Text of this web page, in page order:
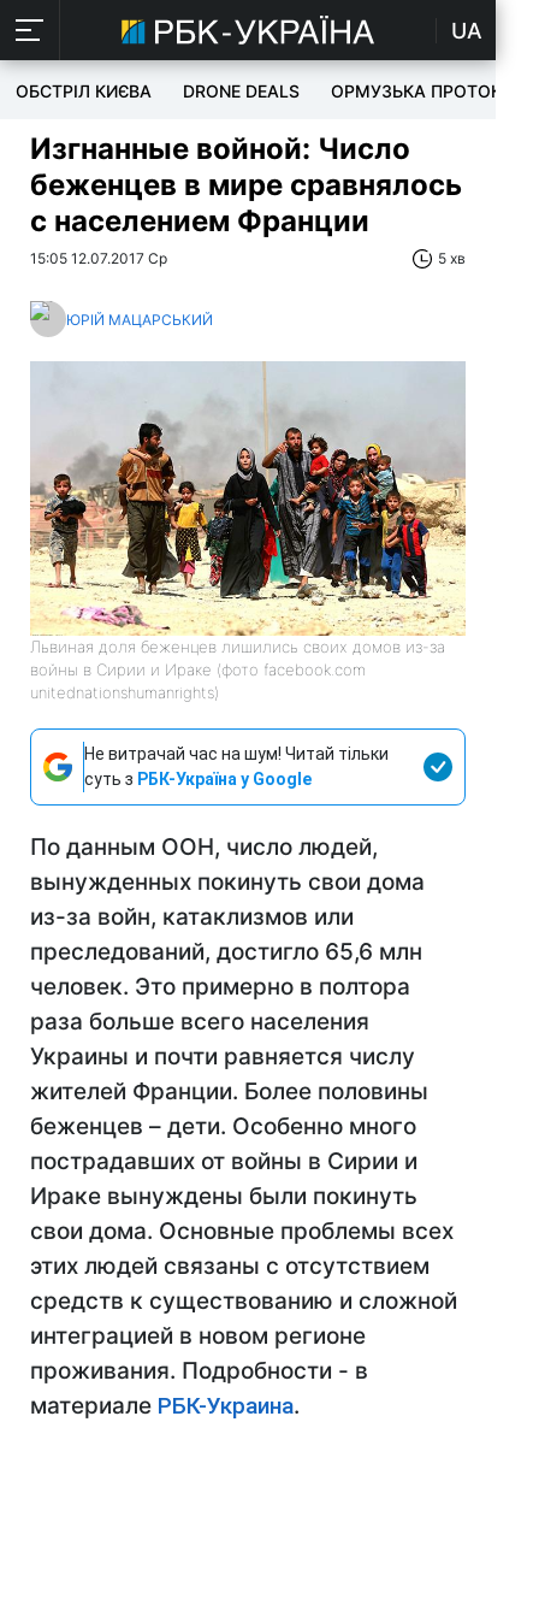
UA
ОБСТРІЛ КИЄВА DRONE DEALS ОРМУЗЬКА ПРОТОКА
Изгнанные войной: Число
беженцев в мире сравнялось
с населением Франции
15:05 12.07.2017 Ср 5 хв
ЮРІЙ МАЦАРСЬКИЙ
Львиная доля беженцев лишились своих домов из-за
войны в Сирии и Ираке (фото facebook.com
unitednationshumanrights)
Не витрачай час на шум! Читай тільки
суть з РБК-Україна у Google
По данным ООН, число людей,
вынужденных покинуть свои дома
из-за войн, катаклизмов или
преследований, достигло 65,6 млн
человек. Это примерно в полтора
раза больше всего населения
Украины и почти равняется числу
жителей Франции. Более половины
беженцев – дети. Особенно много
пострадавших от войны в Сирии и
Ираке вынуждены были покинуть
свои дома. Основные проблемы всех
этих людей связаны с отсутствием
средств к существованию и сложной
интеграцией в новом регионе
проживания. Подробности - в
материале РБК-Украина.